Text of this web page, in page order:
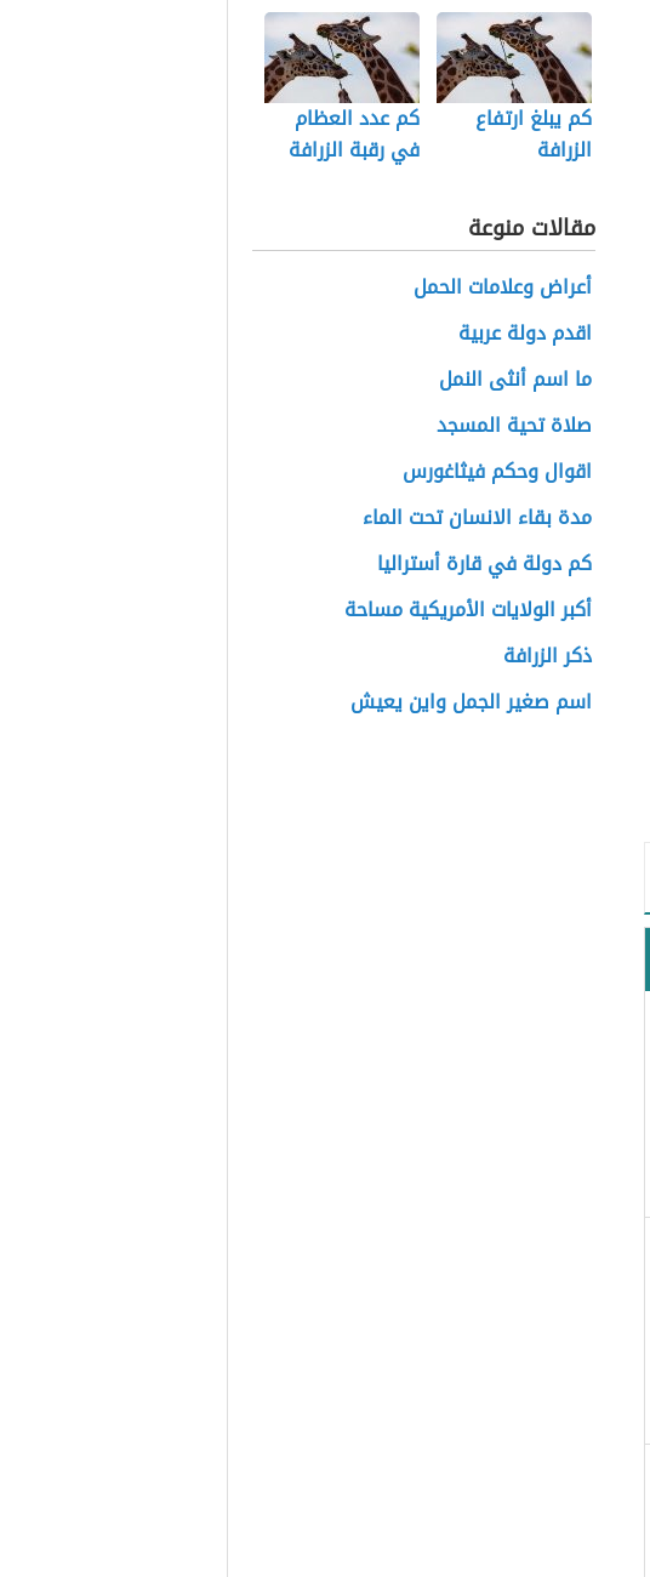
كم يبلغ ارتفاع
الزرافة
كم عدد العظام
في رقبة الزرافة
مقالات منوعة
أعراض وعلامات الحمل
اقدم دولة عربية
ما اسم أنثى النمل
صلاة تحية المسجد
اقوال وحكم فيثاغورس
مدة بقاء الانسان تحت الماء
كم دولة في قارة أستراليا
أكبر الولايات الأمريكية مساحة
ذكر الزرافة
اسم صغير الجمل واين يعيش